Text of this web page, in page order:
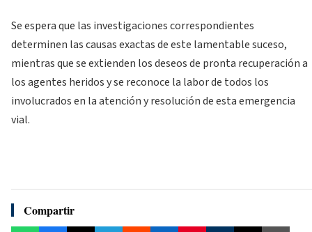
Se espera que las investigaciones correspondientes
determinen las causas exactas de este lamentable suceso,
mientras que se extienden los deseos de pronta recuperación a
los agentes heridos y se reconoce la labor de todos los
involucrados en la atención y resolución de esta emergencia
vial.
Compartir